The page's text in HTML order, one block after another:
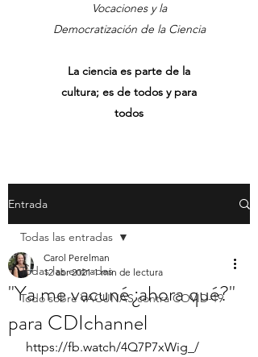
Vocaciones y la
Democratización de la Ciencia
La ciencia es parte de la
cultura; es de todos y para
todos
Entrada
Todas las entradas
Todo sobre VACUNAS contra COVID-19
Todas las entradas
"Ya me vacuné ¿ahora qué?"
para CDIchannel
Carol Perelman
12 abr 2021 1 min de lectura
https://fb.watch/4Q7P7xWig_/